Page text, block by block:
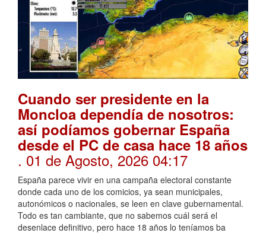
Cuando ser presidente en la
Moncloa dependía de nosotros:
así podíamos gobernar España
desde el PC de casa hace 18 años
. 01 de Agosto, 2026 04:17
España parece vivir en una campaña electoral constante
donde cada uno de los comicios, ya sean municipales,
autonómicos o nacionales, se leen en clave gubernamental.
Todo es tan cambiante, que no sabemos cuál será el
desenlace definitivo, pero hace 18 años lo teníamos ba